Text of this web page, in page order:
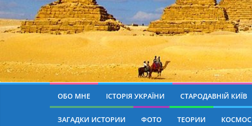
ОБО МНЕ ІСТОРІЯ УКРАЇНИ СТАРОДАВНІЙ КИЇВ
ЗАГАДКИ ИСТОРИИ ФОТО ТЕОРИИ КОСМОС